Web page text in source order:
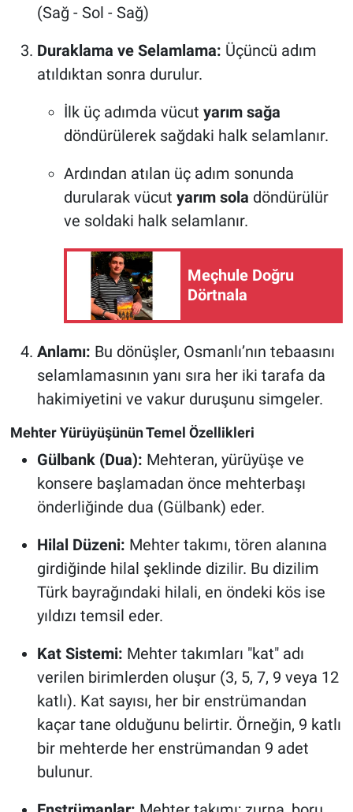
(Sağ - Sol - Sağ)
Duraklama ve Selamlama: Üçüncü adım
atıldıktan sonra durulur.
İlk üç adımda vücut yarım sağa
döndürülerek sağdaki halk selamlanır.
Ardından atılan üç adım sonunda
durularak vücut yarım sola döndürülür
ve soldaki halk selamlanır.
Meçhule Doğru
Dörtnala
Anlamı: Bu dönüşler, Osmanlı’nın tebaasını
selamlamasının yanı sıra her iki tarafa da
hakimiyetini ve vakur duruşunu simgeler.
Mehter Yürüyüşünün Temel Özellikleri
Gülbank (Dua): Mehteran, yürüyüşe ve
konsere başlamadan önce mehterbaşı
önderliğinde dua (Gülbank) eder.
Hilal Düzeni: Mehter takımı, tören alanına
girdiğinde hilal şeklinde dizilir. Bu dizilim
Türk bayrağındaki hilali, en öndeki kös ise
yıldızı temsil eder.
Kat Sistemi: Mehter takımları "kat" adı
verilen birimlerden oluşur (3, 5, 7, 9 veya 12
katlı). Kat sayısı, her bir enstrümandan
kaçar tane olduğunu belirtir. Örneğin, 9 katlı
bir mehterde her enstrümandan 9 adet
bulunur.